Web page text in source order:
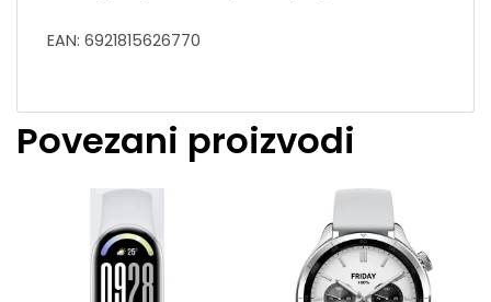
EAN: 6921815626770
Povezani proizvodi